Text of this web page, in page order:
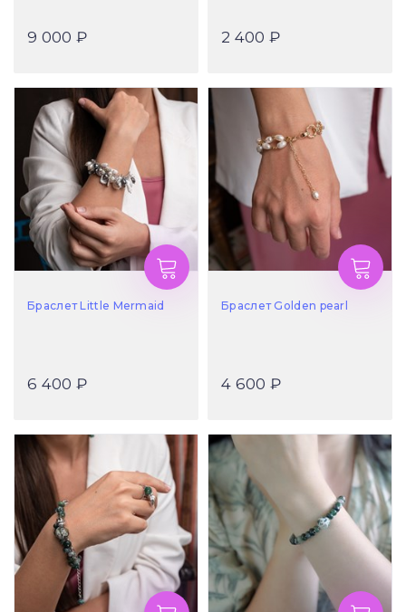
9 000 ₽ 2 400 ₽
Браслет Little Mermaid
6 400 ₽
Браслет Golden pearl
4 600 ₽